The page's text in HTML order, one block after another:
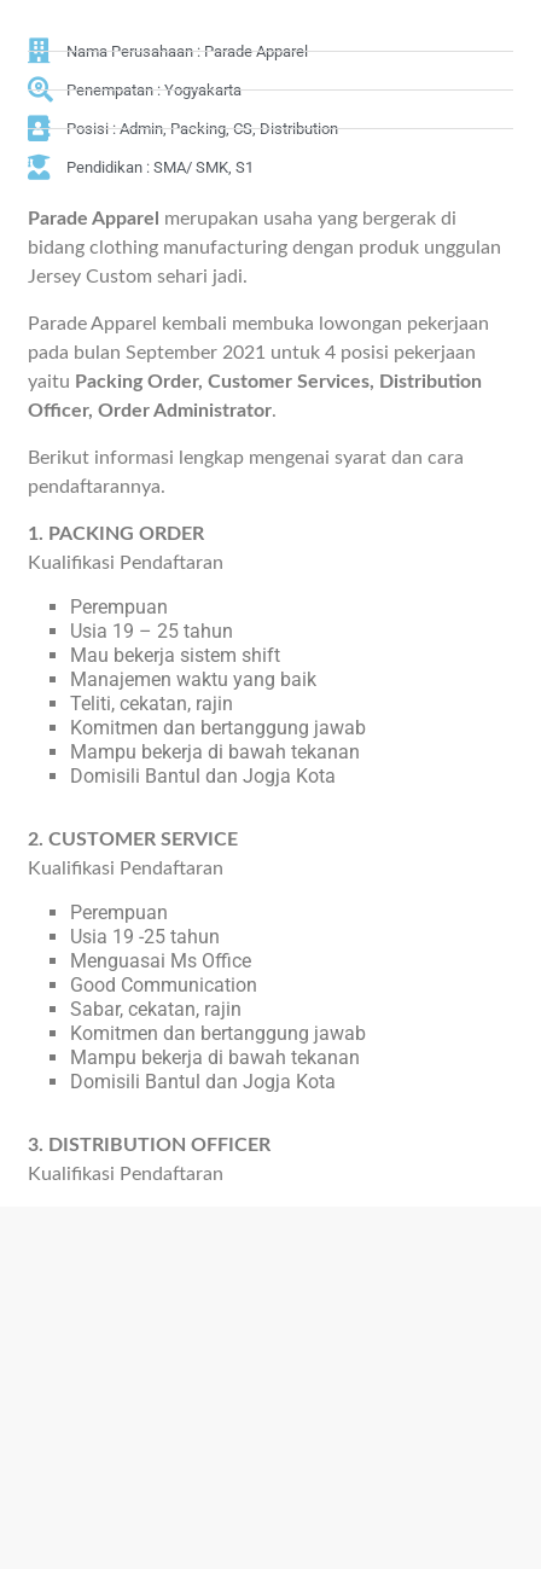
Nama Perusahaan : Parade Apparel
Penempatan : Yogyakarta
Posisi : Admin, Packing, CS, Distribution
Pendidikan : SMA/ SMK, S1
Parade Apparel
merupakan usaha yang bergerak di
bidang clothing manufacturing dengan produk unggulan
Jersey Custom sehari jadi.
Parade Apparel kembali membuka lowongan pekerjaan
pada bulan September 2021 untuk 4 posisi pekerjaan
yaitu Packing Order, Customer Services, Distribution
Officer, Order Administrator.
Berikut informasi lengkap mengenai syarat dan cara
pendaftarannya.
1. PACKING ORDER
Kualifikasi Pendaftaran
Perempuan
Usia 19 – 25 tahun
Mau bekerja sistem shift
Manajemen waktu yang baik
Teliti, cekatan, rajin
Komitmen dan bertanggung jawab
Mampu bekerja di bawah tekanan
Domisili Bantul dan Jogja Kota
2. CUSTOMER SERVICE
Kualifikasi Pendaftaran
Perempuan
Usia 19 -25 tahun
Menguasai Ms Office
Good Communication
Sabar, cekatan, rajin
Komitmen dan bertanggung jawab
Mampu bekerja di bawah tekanan
Domisili Bantul dan Jogja Kota
3. DISTRIBUTION OFFICER
Kualifikasi Pendaftaran